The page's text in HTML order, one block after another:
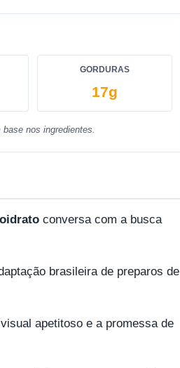
GORDURAS
17g
nos ingredientes.
conversa com a busca
brasileira de preparos de
apetitoso e a promessa de